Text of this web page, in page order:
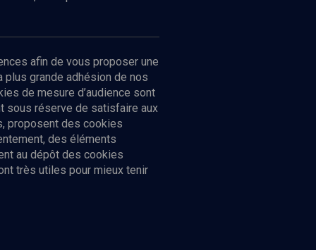
afin de vous proposer une
grande adhésion de nos
de mesure d’audience sont
sous réserve de satisfaire aux
proposent des cookies
des éléments
au dépôt des cookies
très utiles pour mieux tenir